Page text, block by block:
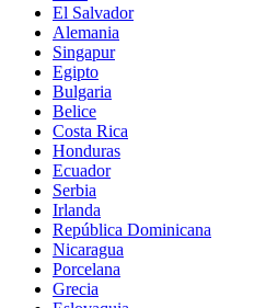
El Salvador
Alemania
Singapur
Egipto
Bulgaria
Belice
Costa Rica
Honduras
Ecuador
Serbia
Irlanda
República Dominicana
Nicaragua
Porcelana
Grecia